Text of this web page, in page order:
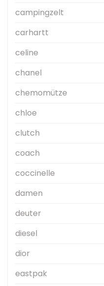
campingzelt
carhartt
celine
chanel
chemomütze
chloe
clutch
coach
coccinelle
damen
deuter
diesel
dior
eastpak